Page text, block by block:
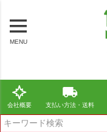
MENU
会社概要 支払い方法・送料